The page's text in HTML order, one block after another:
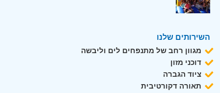
השירותים שלנו
מגוון רחב של מתנפחים לים וליבשה
דוכני מזון
ציוד הגברה
תאורה דקורטיבית